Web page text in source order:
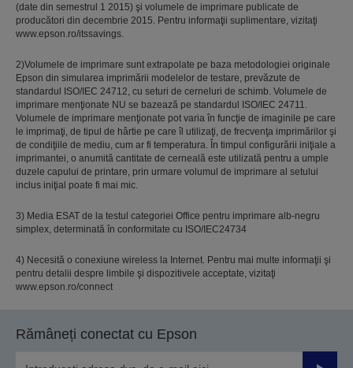
(date din semestrul 1 2015) şi volumele de imprimare publicate de
producători din decembrie 2015. Pentru informaţii suplimentare, vizitaţi
www.epson.ro/itssavings.
2)Volumele de imprimare sunt extrapolate pe baza metodologiei originale
Epson din simularea imprimării modelelor de testare, prevăzute de
standardul ISO/IEC 24712, cu seturi de cerneluri de schimb. Volumele de
imprimare menţionate NU se bazează pe standardul ISO/IEC 24711.
Volumele de imprimare menţionate pot varia în funcţie de imaginile pe care
le imprimaţi, de tipul de hârtie pe care îl utilizaţi, de frecvenţa imprimărilor şi
de condiţiile de mediu, cum ar fi temperatura. În timpul configurării iniţiale a
imprimantei, o anumită cantitate de cerneală este utilizată pentru a umple
duzele capului de printare, prin urmare volumul de imprimare al setului
inclus iniţial poate fi mai mic.
3) Media ESAT de la testul categoriei Office pentru imprimare alb-negru
simplex, determinată în conformitate cu ISO/IEC24734
4) Necesită o conexiune wireless la Internet. Pentru mai multe informaţii şi
pentru detalii despre limbile şi dispozitivele acceptate, vizitaţi
www.epson.ro/connect
Rămâneți conectat cu Epson